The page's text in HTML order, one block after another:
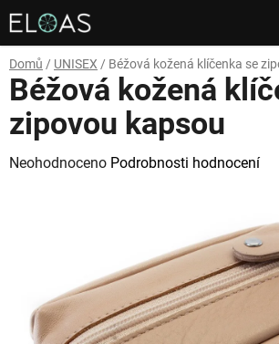
Přejít
na
obsah
Domů / UNISEX / Béžová kožená klíčenka se
Béžová kožená
zipovou kapsou
Průměrné
hvězdiček.
Neohodnoceno Podrobnosti hodnocení